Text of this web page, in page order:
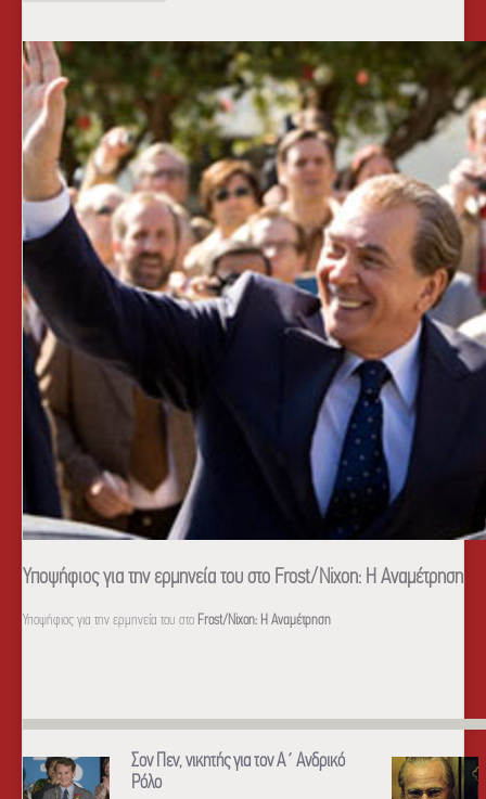
Υποψήφιος για την ερμηνεία του στο Frost/Nixon: H Αναμέτρηση
Υποψήφιος για την ερμηνεία του στο Frost/Nixon: H Αναμέτρηση
Σον Πεν, νικητής για τον Α΄ Ανδρικό
Ρόλο